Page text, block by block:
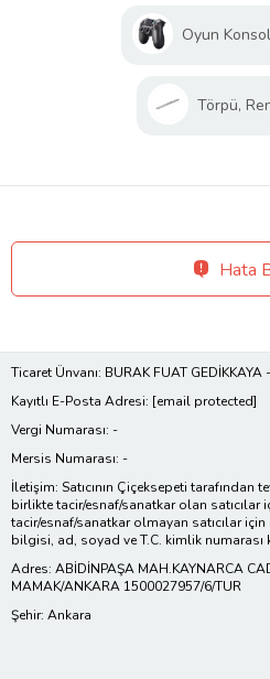
Oyun
Törpü,
Hata
Ticaret Ünvanı: BURAK FUAT GEDİKKAYA
Kayıtlı E-Posta Adresi: [email protected]
Vergi Numarası: -
Mersis Numarası: -
İletişim: Satıcının Çiçeksepeti
birlikte tacir/esnaf/sanatkar olan satıcılar
tacir/esnaf/sanatkar olmayan satıcılar
bilgisi, ad, soyad ve T.C. kimlik numarası
Adres: ABİDİNPAŞA MAH.KAYNARCA
MAMAK/ANKARA 1500027957/6/TUR
Şehir: Ankara